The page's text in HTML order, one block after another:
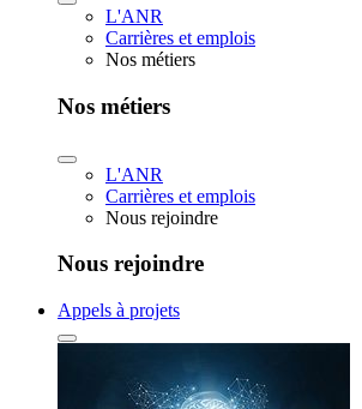
L'ANR
Carrières et emplois
Nos métiers
Nos métiers
L'ANR
Carrières et emplois
Nous rejoindre
Nous rejoindre
Appels à projets